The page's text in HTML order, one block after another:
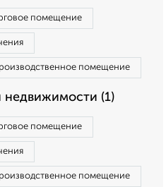
помещение
помещение
недвижимости (1)
помещение
помещение